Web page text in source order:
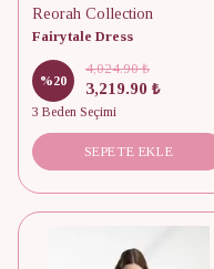
Reorah Collection
Fairytale Dress
%20
4,024.90 ₺
3,219.90 ₺
3 Beden Seçimi
SEPETE EKLE